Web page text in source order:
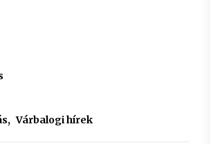
, Várbalogi hírek